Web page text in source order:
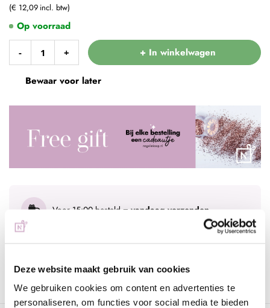
Deze website maakt gebruik van cookies
We gebruiken cookies om content en advertenties te
personaliseren, om functies voor social media te bieden
€ 12,09
- + + In winkelwagen
Bewaar voor later
Voor 15:00 besteld = vandaag verzonden
Advies nodig?WhatsApp met onze specialisten
Op voorraad